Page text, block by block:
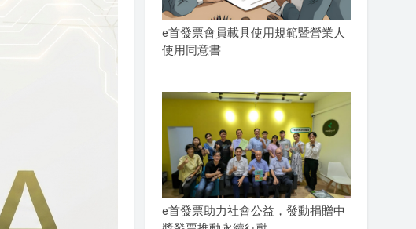
e首發票會員載具使用規範暨營業人
使用同意書
e首發票助力社會公益，發動捐贈中